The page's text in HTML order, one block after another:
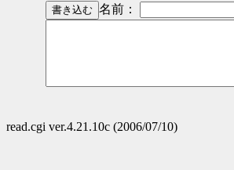
名前：
read.cgi ver.4.21.10c (2006/07/10)